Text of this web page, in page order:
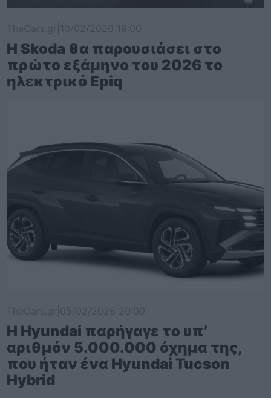
Η Skoda θα παρουσιάσει στο
πρώτο εξάμηνο του 2026 το
ηλεκτρικό Epiq
Η Hyundai παρήγαγε το υπ’
αριθμόν 5.000.000 όχημα της,
που ήταν ένα Hyundai Tucson
Hybrid